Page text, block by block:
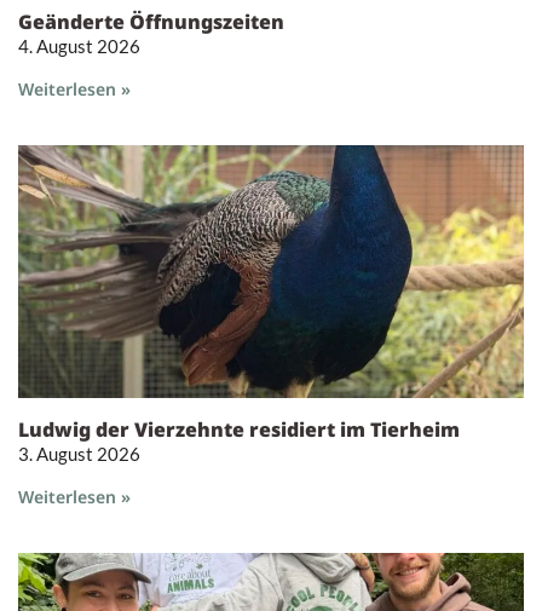
Geänderte Öffnungszeiten
4. August 2026
Weiterlesen »
Ludwig der Vierzehnte residiert im Tierheim
3. August 2026
Weiterlesen »